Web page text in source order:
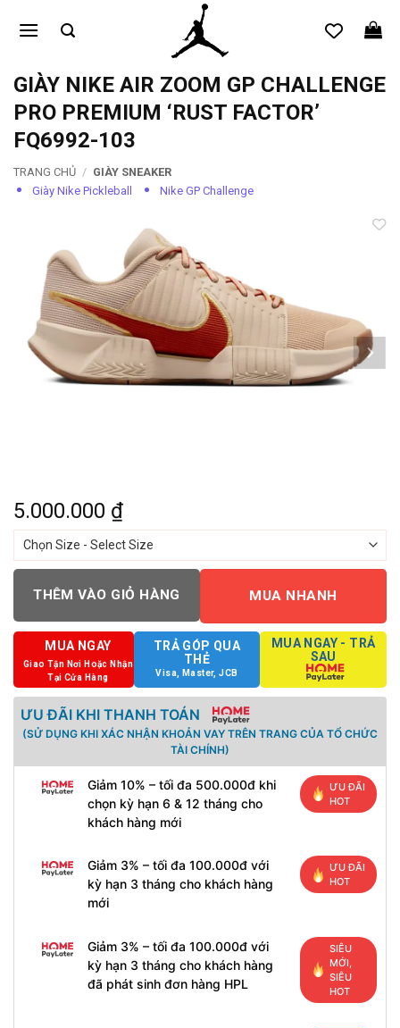
qua
dungGIÀY NIKE AIR ZOOM GP CHALLENGE
PRO PREMIUM ‘RUST FACTOR’
FQ6992-103
TRANG CHỦ / GIÀY SNEAKER
Giày Nike Pickleball
Nike GP Challenge
5.000.000 ₫
THÊM VÀO GIỎ HÀNG MUA NHANH
MUA NGAY
Giao Tận Nơi Hoặc Nhận
Tại Cửa Hàng
TRẢ GÓP QUA
THẺ
Visa, Master, JCB
MUA NGAY - TRẢ
SAU
ƯU ĐÃI KHI THANH TOÁN
(SỬ DỤNG KHI XÁC NHẬN KHOẢN VAY TRÊN TRANG CỦA TỔ CHỨC
TÀI CHÍNH)
Giảm 10% – tối đa 500.000đ khi
chọn kỳ hạn 6 & 12 tháng cho
khách hàng mới
ƯU ĐÃI
HOT
Giảm 3% – tối đa 100.000đ với
kỳ hạn 3 tháng cho khách hàng
mới
ƯU ĐÃI
HOT
Giảm 3% – tối đa 100.000đ với
kỳ hạn 3 tháng cho khách hàng
đã phát sinh đơn hàng HPL
SIÊU
MỚI,
SIÊU
HOT